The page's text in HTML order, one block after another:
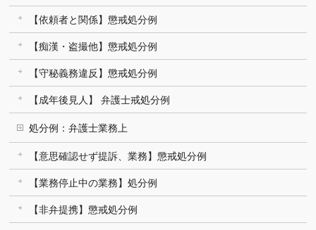
【依頼者と関係】懲戒処分例
【痴漢・盗撮他】懲戒処分例
【守秘義務違反】懲戒処分例
【成年後見人】 弁護士戒処分例
処分例：弁護士業務上
【意思確認せず提訴、業務】懲戒処分例
【業務停止中の業務】処分例
【非弁提携】懲戒処分例